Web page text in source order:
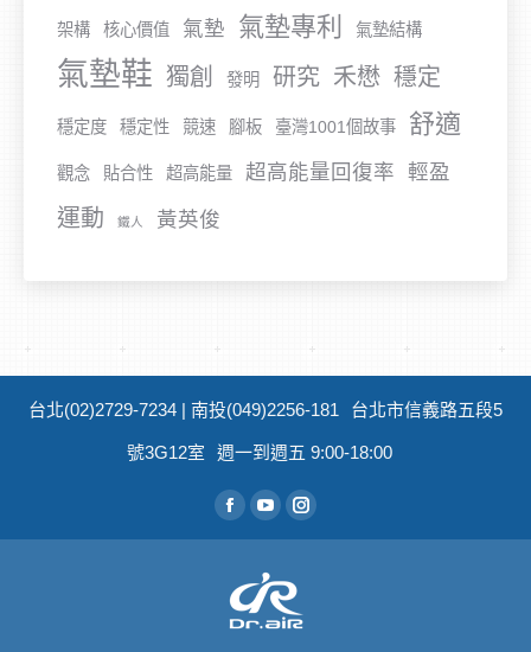
架構 核心價值 氣墊 氣墊專利 氣墊結構
氣墊鞋 獨創 發明 研究 禾懋 穩定
穩定度 穩定性 競速 腳板 臺灣1001個故事 舒適
觀念 貼合性 超高能量 超高能量回復率 輕盈
運動 鐵人 黃英俊
台北(02)2729-7234 | 南投(049)2256-181 台北市信義路五段5
號3G12室 週一到週五 9:00-18:00
Facebook
YouTubeInstagram